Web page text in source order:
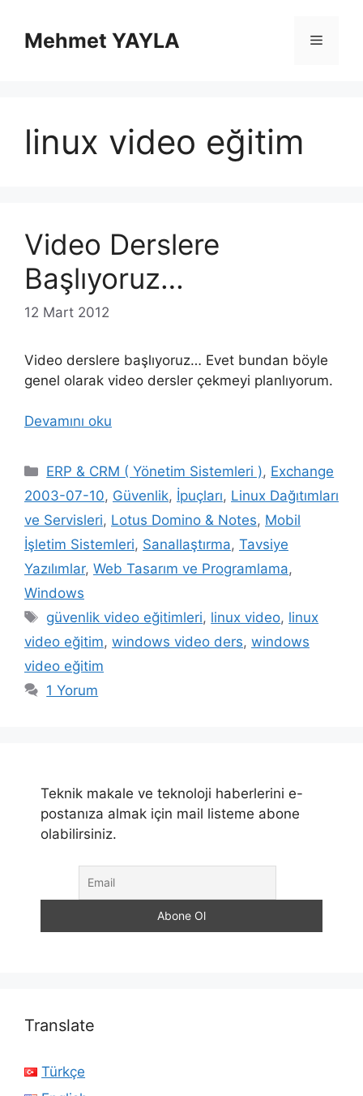
Mehmet YAYLA Menü
linux video eğitim
Video Derslere
Başlıyoruz…
12 Mart 2012
Video derslere başlıyoruz… Evet bundan böyle
genel olarak video dersler çekmeyi planlıyorum.
Devamını oku
Kategoriler
ERP & CRM ( Yönetim Sistemleri ), Exchange
2003-07-10, Güvenlik, İpuçları, Linux Dağıtımları
ve Servisleri, Lotus Domino & Notes, Mobil
İşletim Sistemleri, Sanallaştırma, Tavsiye
Yazılımlar, Web Tasarım ve Programlama,
Windows
Etiketler
güvenlik video eğitimleri, linux video, linux
video eğitim, windows video ders, windows
video eğitim
1 Yorum
Teknik makale ve teknoloji haberlerini e-
postanıza almak için mail listeme abone
olabilirsiniz.
Translate
Türkçe